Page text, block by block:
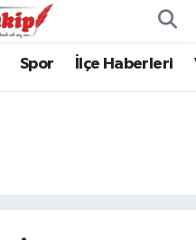
Spor İlçe Haberleri